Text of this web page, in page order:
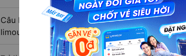
Câu hỏi: Có loại xe Ninh Hòa - Khánh Hòa
limousine phòng đôi không?